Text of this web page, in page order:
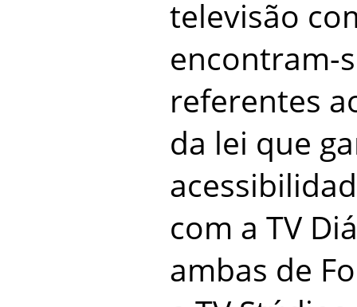
televisão
encontram-
referentes
da lei que
com a TV
ambas de